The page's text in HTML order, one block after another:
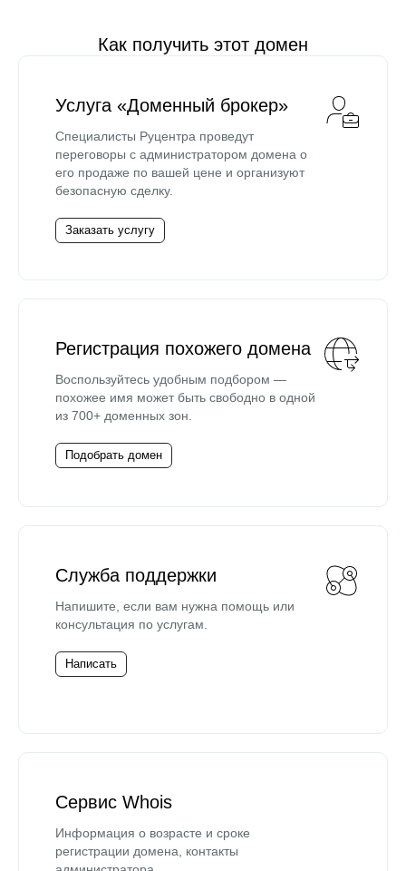
Как получить этот домен
Услуга «Доменный брокер»
Специалисты Руцентра проведут
переговоры с администратором домена о
его продаже по вашей цене и организуют
безопасную сделку.
Заказать услугу
Регистрация похожего домена
Воспользуйтесь удобным подбором —
похожее имя может быть свободно в одной
из 700+ доменных зон.
Подобрать домен
Служба поддержки
Напишите, если вам нужна помощь или
консультация по услугам.
Написать
Сервис Whois
Информация о возрасте и сроке
регистрации домена, контакты